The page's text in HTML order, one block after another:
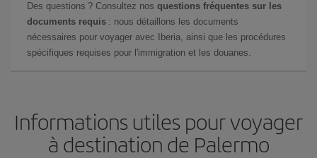
Des questions ? Consultez nos questions fréquentes sur les
documents requis : nous détaillons les documents
nécessaires pour voyager avec Iberia, ainsi que les procédures
spécifiques requises pour l'immigration et les douanes.
Informations utiles pour voyager
à destination de Palermo